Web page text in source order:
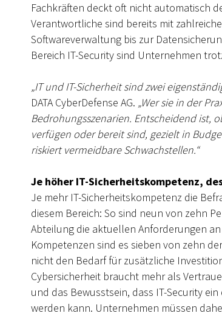
Fachkräften deckt oft nicht automatisch
Verantwortliche sind bereits mit
Softwareverwaltung bis zur
Bereich IT-Security sind Unternehmen
„IT und IT-Sicherheit sind zwei
DATA CyberDefense AG. „Wer sie in der
Bedrohungsszenarien. Entscheidend ist,
verfügen oder bereit sind, gezielt in
riskiert vermeidbare Schwachstellen.“
Je höher IT-Sicherheitskompetenz,
Je mehr IT-Sicherheitskompetenz die
diesem Bereich: So sind neun von zehn
Abteilung die aktuellen Anforderungen
Kompetenzen sind es sieben von zehn
nicht den Bedarf für zusätzliche
Cybersicherheit braucht mehr als
und das Bewusstsein, dass IT-Security
werden kann. Unternehmen müssen